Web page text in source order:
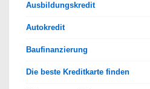
Ausbildungskredit
Autokredit
Baufinanzierung
Die beste Kreditkarte finden